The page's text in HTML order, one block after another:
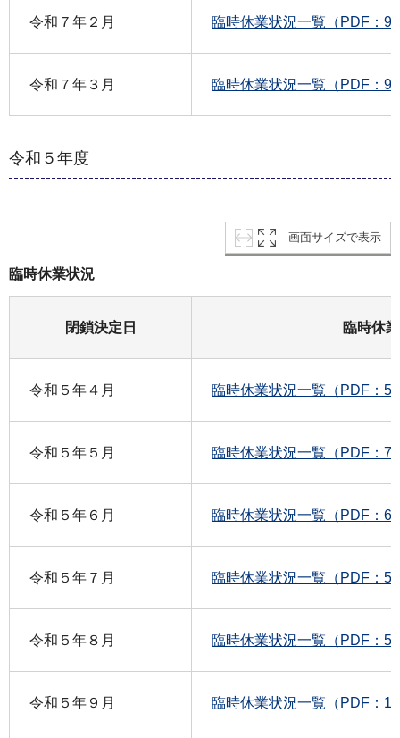
令和７年２月 臨時休業状況一覧（PDF：
令和７年３月 臨時休業状況一覧（PDF：
令和５年度
画面サイズで表示
臨時休業状況
閉鎖決定日 臨時休
令和５年４月 臨時休業状況一覧（PDF：
令和５年５月 臨時休業状況一覧（PDF：
令和５年６月 臨時休業状況一覧（PDF：
令和５年７月 臨時休業状況一覧（PDF：
令和５年８月 臨時休業状況一覧（PDF：
令和５年９月 臨時休業状況一覧（PDF：